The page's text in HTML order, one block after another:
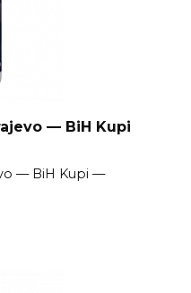
— BiH Kupi
— BiH Kupi —